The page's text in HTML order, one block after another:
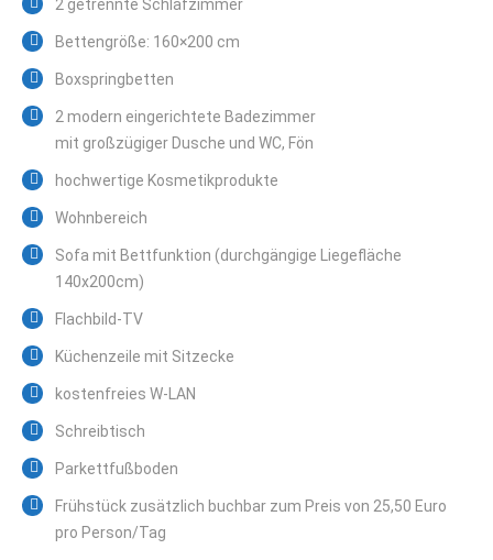
2 getrennte Schlafzimmer
Bettengröße: 160×200 cm
Boxspringbetten
2 modern eingerichtete Badezimmer
mit großzügiger Dusche und WC, Fön
hochwertige Kosmetikprodukte
Wohnbereich
Sofa mit Bettfunktion (durchgängige Liegefläche
140x200cm)
Flachbild-TV
Küchenzeile mit Sitzecke
kostenfreies W-LAN
Schreibtisch
Parkettfußboden
Frühstück zusätzlich buchbar zum Preis von 25,50 Euro
pro Person/Tag